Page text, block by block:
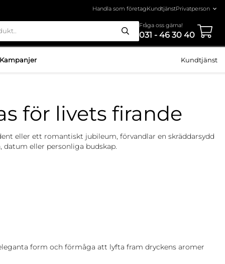
Handla som företagKundtjänst
Fråga oss gärna!
031 - 46 30 40
Kampanjer Kundtjänst
för livets firande
eller ett romantiskt jubileum, förvandlar en skräddarsydd
eller personliga budskap.
form och förmåga att lyfta fram dryckens aromer